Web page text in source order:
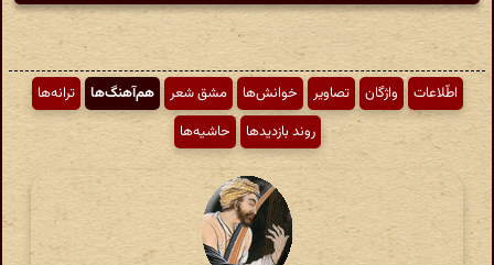
اطّلاعات واژگان تصاویر خوانش‌ها مشق شعر هم‌آهنگ‌ها
ترانه‌ها
روند بازدیدها
حاشیه‌ها